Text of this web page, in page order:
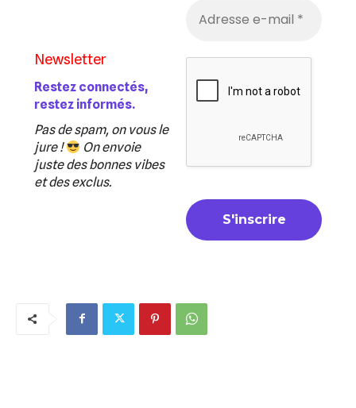
Newsletter
Restez connectés,
restez informés.
Pas de spam, on vous le
jure !
On envoie
juste des bonnes vibes
et des exclus.